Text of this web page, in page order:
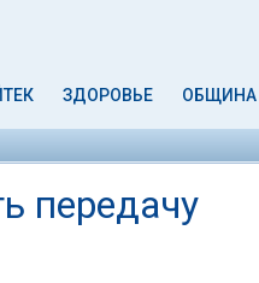
ЗДОРОВЬЕ ОБЩИНА
передачу